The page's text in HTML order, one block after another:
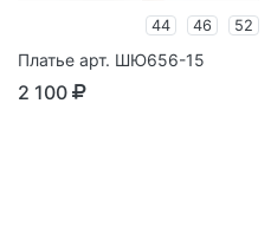
44 46 52
Платье арт. ШЮ656-15
2 100